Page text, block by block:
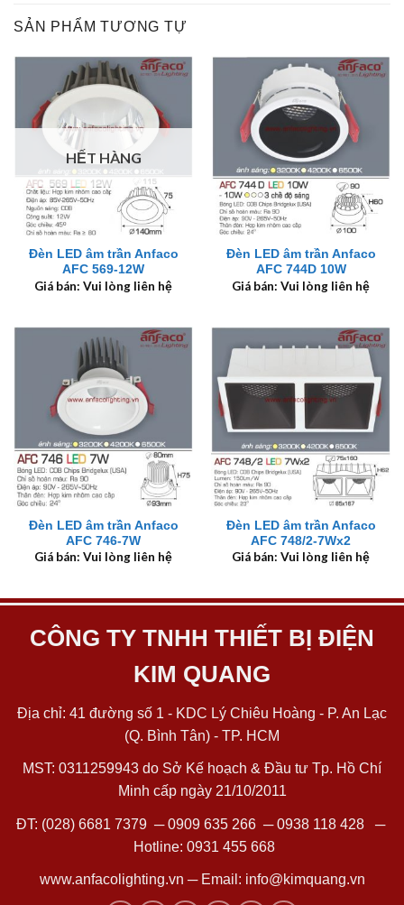
SẢN PHẨM TƯƠNG TỰ
HẾT HÀNG
Đèn LED âm trần Anfaco
AFC 569-12W
Giá bán: Vui lòng liên hệ
Đèn LED âm trần Anfaco
AFC 744D 10W
Giá bán: Vui lòng liên hệ
Đèn LED âm trần Anfaco
AFC 746-7W
Giá bán: Vui lòng liên hệ
Đèn LED âm trần Anfaco
AFC 748/2-7Wx2
Giá bán: Vui lòng liên hệ
CÔNG TY TNHH THIẾT BỊ ĐIỆN
KIM QUANG
Địa chỉ: 41 đường số 1 - KDC Lý Chiêu Hoàng - P. An Lạc
(Q. Bình Tân) - TP. HCM
MST: 0311259943 do Sở Kế hoạch & Đầu tư Tp. Hồ Chí
Minh cấp ngày 21/10/2011
ĐT: (028) 6681 7379 ─0909 635 266─0938 118 428─
Hotline: 0931 455 668
www.anfacolighting.vn ─ Email: info@kimquang.vn